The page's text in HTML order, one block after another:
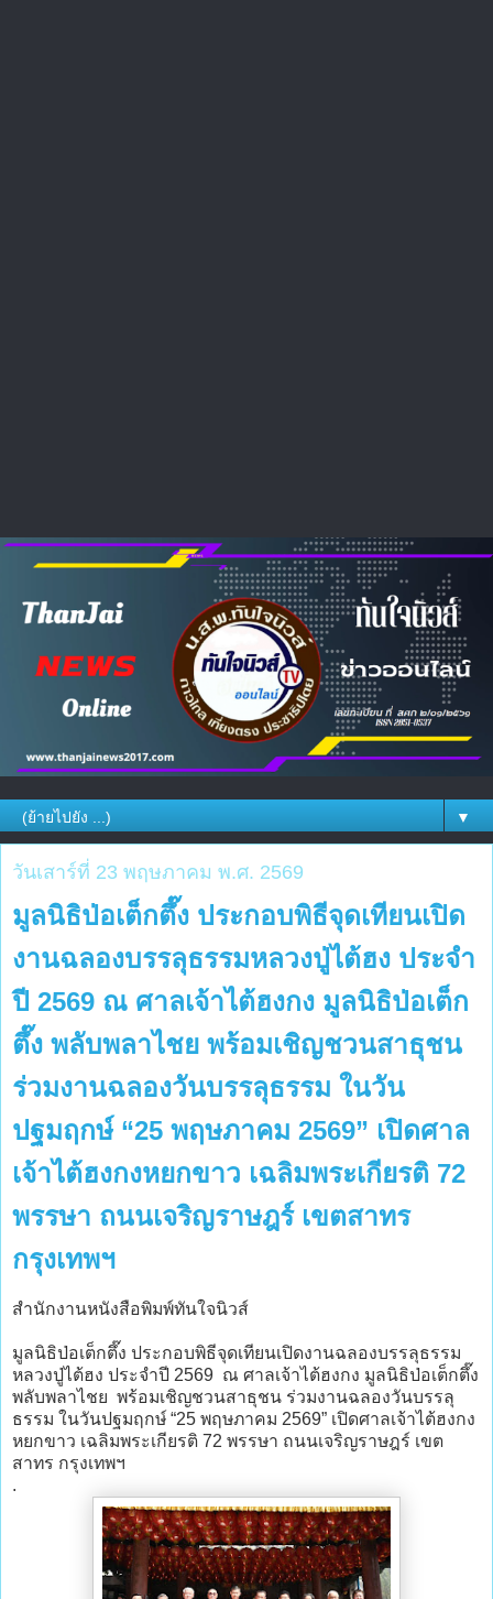
▼
วันเสาร์ที่ 23 พฤษภาคม พ.ศ. 2569
มูลนิธิป่อเต็กตึ๊ง ประกอบพิธีจุดเทียนเปิด
งานฉลองบรรลุธรรมหลวงปู่ไต้ฮง ประจำ
ปี 2569 ณ ศาลเจ้าไต้ฮงกง มูลนิธิป่อเต็ก
ตึ๊ง พลับพลาไชย พร้อมเชิญชวนสาธุชน
ร่วมงานฉลองวันบรรลุธรรม ในวัน
ปฐมฤกษ์ “25 พฤษภาคม 2569” เปิดศาล
เจ้าไต้ฮงกงหยกขาว เฉลิมพระเกียรติ 72
พรรษา ถนนเจริญราษฎร์ เขตสาทร
กรุงเทพฯ
สำนักงานหนังสือพิมพ์ทันใจนิวส์
มูลนิธิป่อเต็กตึ๊ง ประกอบพิธีจุดเทียนเปิดงานฉลองบรรลุธรรม
หลวงปู่ไต้ฮง ประจำปี 2569 ณ ศาลเจ้าไต้ฮงกง มูลนิธิป่อเต็กตึ๊ง
พลับพลาไชย พร้อมเชิญชวนสาธุชน ร่วมงานฉลองวันบรรลุ
ธรรม ในวันปฐมฤกษ์ “25 พฤษภาคม 2569” เปิดศาลเจ้าไต้ฮงกง
หยกขาว เฉลิมพระเกียรติ 72 พรรษา ถนนเจริญราษฎร์ เขต
สาทร กรุงเทพฯ
.